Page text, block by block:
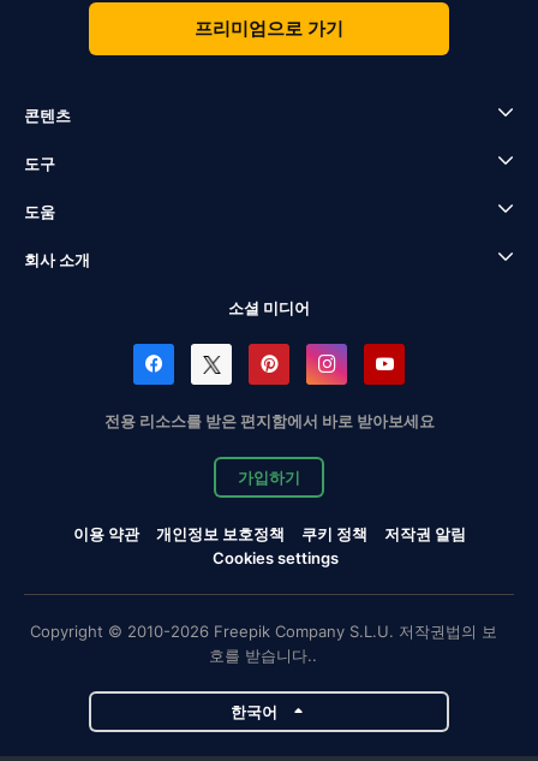
프리미엄으로 가기
콘텐츠
도구
도움
회사 소개
소셜 미디어
전용 리소스를 받은 편지함에서 바로 받아보세요
가입하기
이용 약관 개인정보 보호정책 쿠키 정책
저작권 알림
Cookies settings
Copyright © 2010-2026 Freepik Company S.L.U. 저작권법의 보
호를 받습니다..
한국어